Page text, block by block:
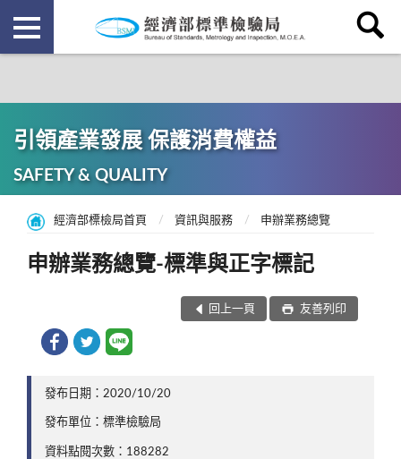
引領產業發展 保護消費權益
SAFETY & QUALITY
經濟部標檢局首頁 資訊與服務 申辦業務總覽
申辦業務總覽-標準與正字標記
回上一頁 友善列印
發布日期：2020/10/20
發布單位：標準檢驗局
資料點閱次數：188282